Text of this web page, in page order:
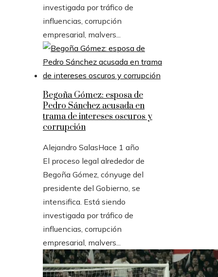
investigada por tráfico de
influencias, corrupción
empresarial, malvers...
Begoña Gómez: esposa de
Pedro Sánchez acusada en
trama de intereses oscuros y
corrupción
Alejandro SalasHace 1 año
El proceso legal alrededor de
Begoña Gómez, cónyuge del
presidente del Gobierno, se
intensifica. Está siendo
investigada por tráfico de
influencias, corrupción
empresarial, malvers...